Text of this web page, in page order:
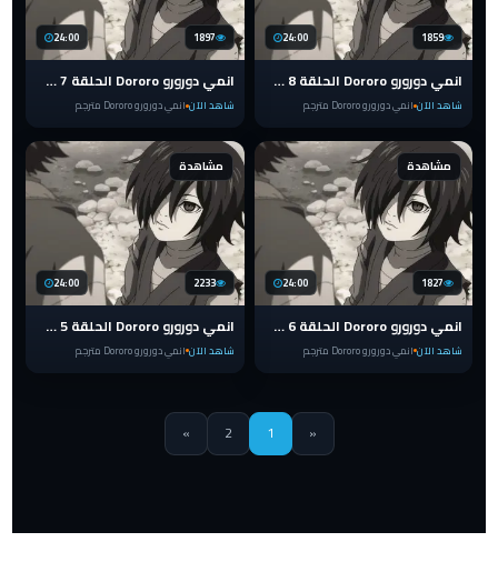
24:00 1859
انمي دورورو Dororo الحلقة 8 مترجم
شاهد الآن انمي دورورو Dororo مترجم
24:00 1897
انمي دورورو Dororo الحلقة 7 مترجم
شاهد الآن انمي دورورو Dororo مترجم
مشاهدة
24:00 1827
انمي دورورو Dororo الحلقة 6 مترجم
شاهد الآن انمي دورورو Dororo مترجم
مشاهدة
24:00 2233
انمي دورورو Dororo الحلقة 5 مترجم
شاهد الآن انمي دورورو Dororo مترجم
«
1
2
»